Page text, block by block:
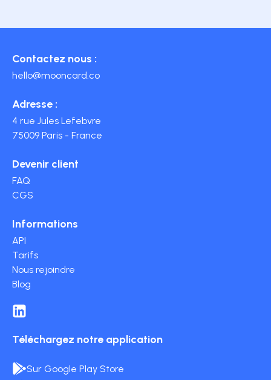
Contactez nous :
hello@mooncard.co
Adresse :
4 rue Jules Lefebvre
75009 Paris - France
Devenir client
FAQ
CGS
Informations
API
Tarifs
Nous rejoindre
Blog
Téléchargez notre application
Sur Google Play Store